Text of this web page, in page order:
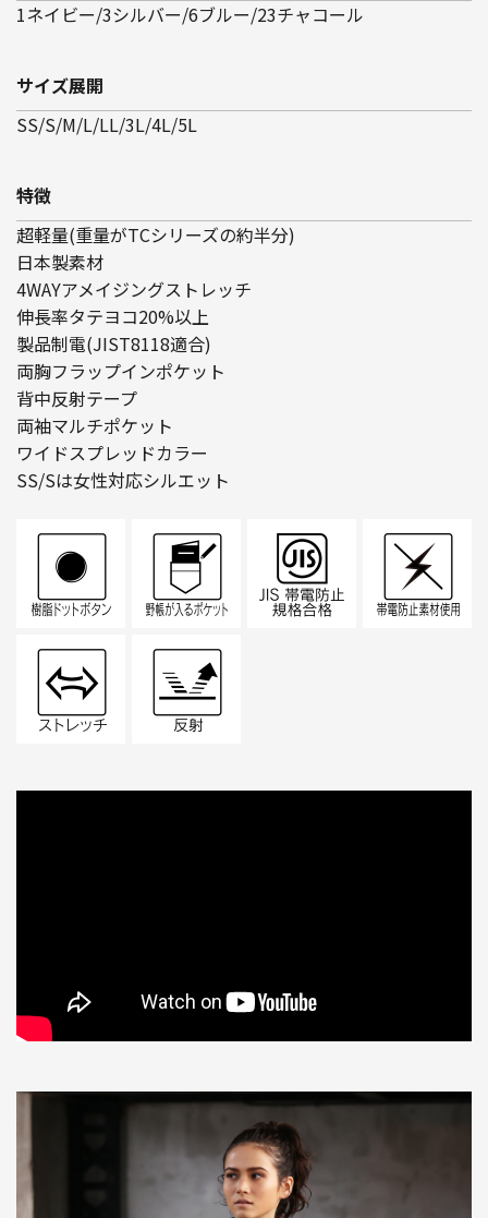
1ネイビー/3シルバー/6ブルー/23チャコール
サイズ展開
SS/S/M/L/LL/3L/4L/5L
特徴
超軽量(重量がTCシリーズの約半分)
日本製素材
4WAYアメイジングストレッチ
伸長率タテヨコ20%以上
製品制電(JIST8118適合)
両胸フラップインポケット
背中反射テープ
両袖マルチポケット
ワイドスプレッドカラー
SS/Sは女性対応シルエット